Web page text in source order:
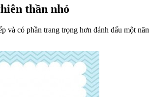
thần nhỏ
có phần trang trọng hơn đánh dấu một